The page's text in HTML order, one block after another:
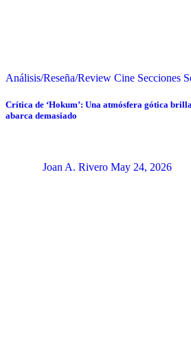
Análisis/Reseña/Review Cine Secciones
Crítica de ‘Hokum’: Una atmósfera gótica
abarca demasiado
Joan A. Rivero May 24, 2026